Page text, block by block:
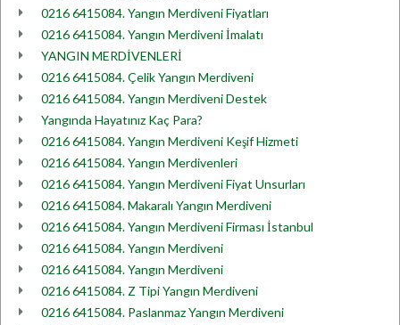
0216 6415084. Yangın Merdiveni Fiyatları
0216 6415084. Yangın Merdiveni İmalatı
YANGIN MERDİVENLERİ
0216 6415084. Çelik Yangın Merdiveni
0216 6415084. Yangın Merdiveni Destek
Yangında Hayatınız Kaç Para?
0216 6415084. Yangın Merdiveni Keşif Hizmeti
0216 6415084. Yangın Merdivenleri
0216 6415084. Yangın Merdiveni Fiyat Unsurları
0216 6415084. Makaralı Yangın Merdiveni
0216 6415084. Yangın Merdiveni Firması İstanbul
0216 6415084. Yangın Merdiveni
0216 6415084. Yangın Merdiveni
0216 6415084. Z Tipi Yangın Merdiveni
0216 6415084. Paslanmaz Yangın Merdiveni